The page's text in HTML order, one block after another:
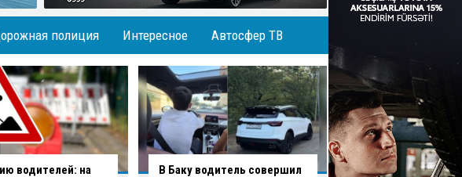
полиция Интересное Автосфер ТВ
совершил
В Агджабединском районе
В Хырдалане